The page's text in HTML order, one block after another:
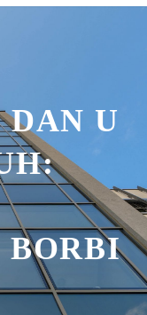
U
BORBI